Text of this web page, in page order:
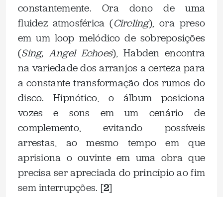
constantemente. Ora dono de uma
fluidez atmosférica (Circling), ora preso
em um loop melódico de sobreposições
(Sing, Angel Echoes), Habden encontra
na variedade dos arranjos a certeza para
a constante transformação dos rumos do
disco. Hipnótico, o álbum posiciona
vozes e sons em um cenário de
complemento, evitando possíveis
arrestas, ao mesmo tempo em que
aprisiona o ouvinte em uma obra que
precisa ser apreciada do princípio ao fim
sem interrupções. [2]